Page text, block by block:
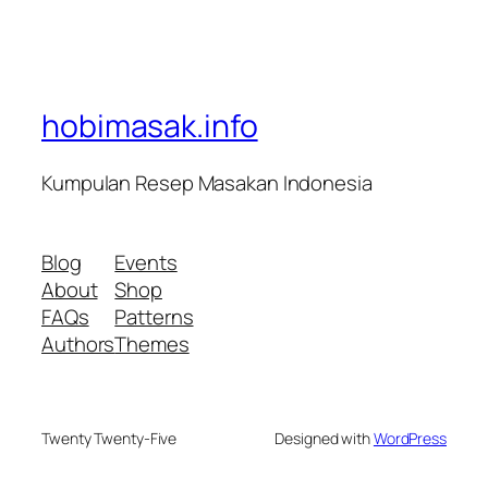
hobimasak.info
Kumpulan Resep Masakan Indonesia
Blog
About
FAQs
Authors
Events
Shop
Patterns
Themes
Twenty Twenty-Five Designed withWordPress